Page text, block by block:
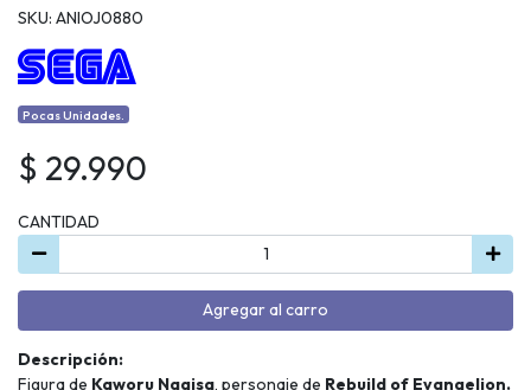
SKU: ANIOJ0880
Pocas Unidades.
$ 29.990
CANTIDAD
Agregar al carro
Descripción:
Figura de Kaworu Nagisa, personaje de Rebuild of Evangelion.